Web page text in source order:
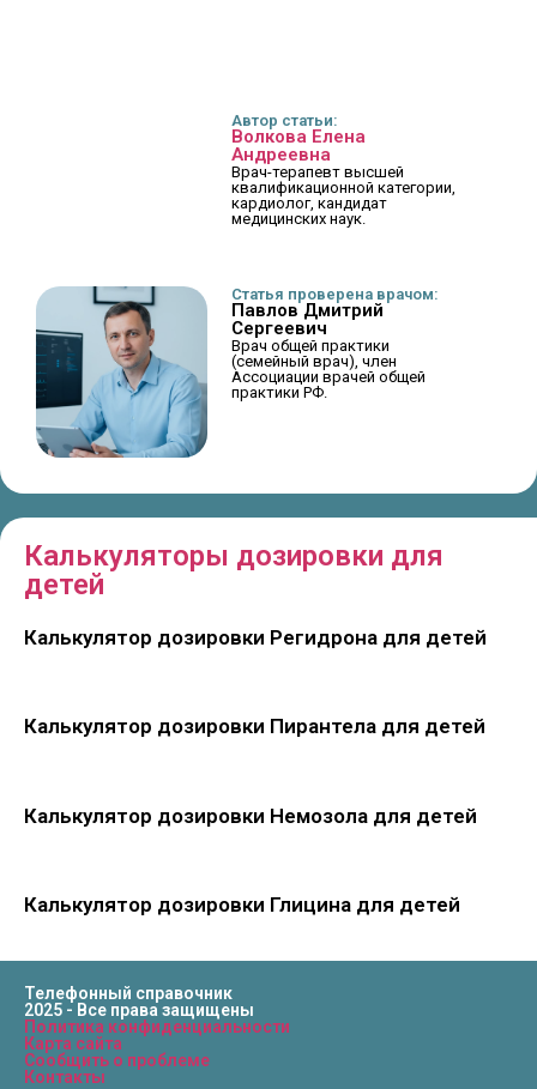
Автор статьи:
Волкова Елена
Андреевна
Врач-терапевт высшей
квалификационной категории,
кардиолог, кандидат
медицинских наук.
Статья проверена врачом:
Павлов Дмитрий
Сергеевич
Врач общей практики
(семейный врач), член
Ассоциации врачей общей
практики РФ.
Калькуляторы дозировки для
детей
Калькулятор дозировки Регидрона для детей
Калькулятор дозировки Пирантела для детей
Калькулятор дозировки Немозола для детей
Калькулятор дозировки Глицина для детей
Телефонный справочник
2025 - Все права защищены
Политика конфиденциальности
Карта сайта
Сообщить о проблеме
Контакты